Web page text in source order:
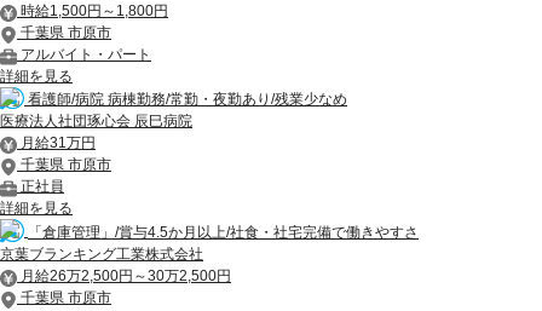
時給1,500円～1,800円
千葉県 市原市
アルバイト・パート
詳細を見る
看護師/病院 病棟勤務/常勤・夜勤あり/残業少なめ
医療法人社団琢心会 辰巳病院
月給31万円
千葉県 市原市
正社員
詳細を見る
「倉庫管理」/賞与4.5か月以上/社食・社宅完備で働きやすさ
京葉ブランキング工業株式会社
月給26万2,500円～30万2,500円
千葉県 市原市